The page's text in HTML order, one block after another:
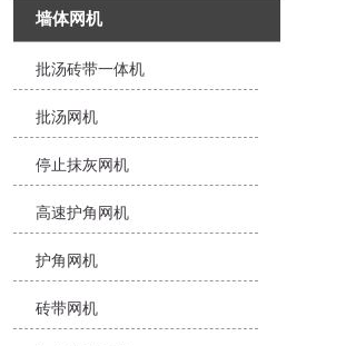
墙体网机
批汤砖带一体机
批汤网机
停止抹灰网机
高速护角网机
护角网机
砖带网机